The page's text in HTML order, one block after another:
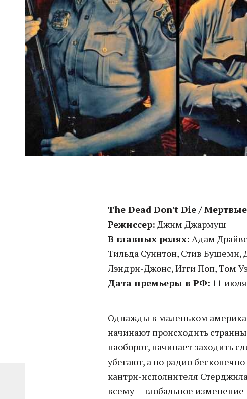
The Dead Don't Die /
Режиссер: Джим Джармуш
В главных ролях: Адам
Тильда Суинтон, Стив Бушеми,
Лэндри-Джонс, Игги Поп, Том
Дата премьеры в РФ: 11 июля
Однажды в маленьком
начинают происходить
наоборот, начинает заходить
убегают, а по радио
кантри-исполнителя
всему — глобальное